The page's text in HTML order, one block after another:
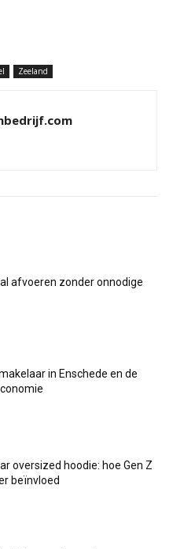
Zeeland
afvoeren zonder onnodige
in Enschede en de
oversized hoodie: hoe Gen Z
beïnvloed